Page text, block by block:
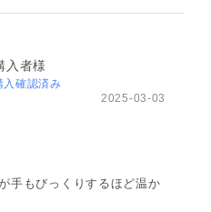
入者様
入確認済み
2025-03-03
手もびっくりするほど温か